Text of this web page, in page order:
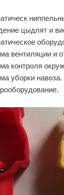
цыдлят и
вентиляции и
контроля
уборки навоза.